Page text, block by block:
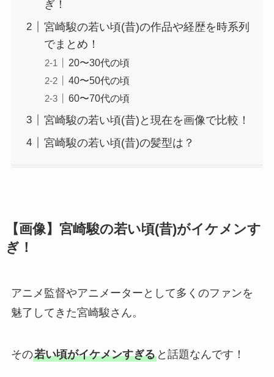
ぎ！
宮崎駿の若い頃(昔)の作品や経歴を時系列
でまとめ！
20〜30代の頃
40〜50代の頃
60〜70代の頃
宮崎駿の若い頃(昔)と現在を画像で比較！
宮崎駿の若い頃(昔)の髪型は？
【画像】宮崎駿の若い頃(昔)がイケメンす
ぎ！
アニメ監督やアニメーターとして多くのファンを
魅了してきた宮崎駿さん。
その若い頃がイケメンすぎると話題なんです！